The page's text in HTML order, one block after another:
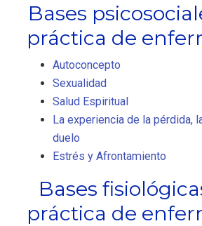
Bases
práctica de
Autoconcepto
Sexualidad
Salud Espiritual
La experiencia de la pérdida,
duelo
Estrés y Afrontamiento
Bases
práctica de